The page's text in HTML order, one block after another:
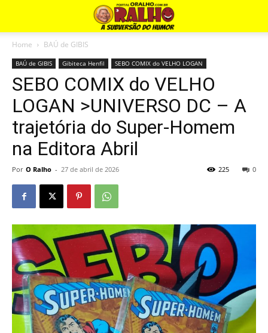
Home BAÚ de GIBIS
BAÚ de GIBIS Gibiteca Henfil SEBO COMIX do VELHO LOGAN
SEBO COMIX do VELHO
LOGAN >UNIVERSO DC – A
trajetória do Super-Homem
na Editora Abril
Por O Ralho - 27 de abril de 2026 0
225